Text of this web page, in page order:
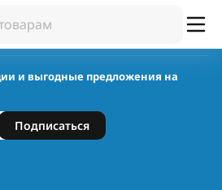
и выгодные предложения на
Подписаться